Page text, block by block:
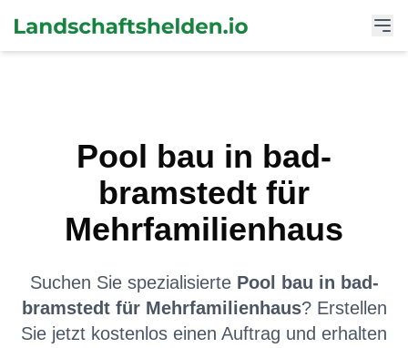
Pool bau in bad-
bramstedt für
Mehrfamilienhaus
Suchen Sie spezialisierte Pool bau in bad-
bramstedtfür Mehrfamilienhaus? Erstellen
Sie jetzt kostenlos einen Auftrag und erhalten